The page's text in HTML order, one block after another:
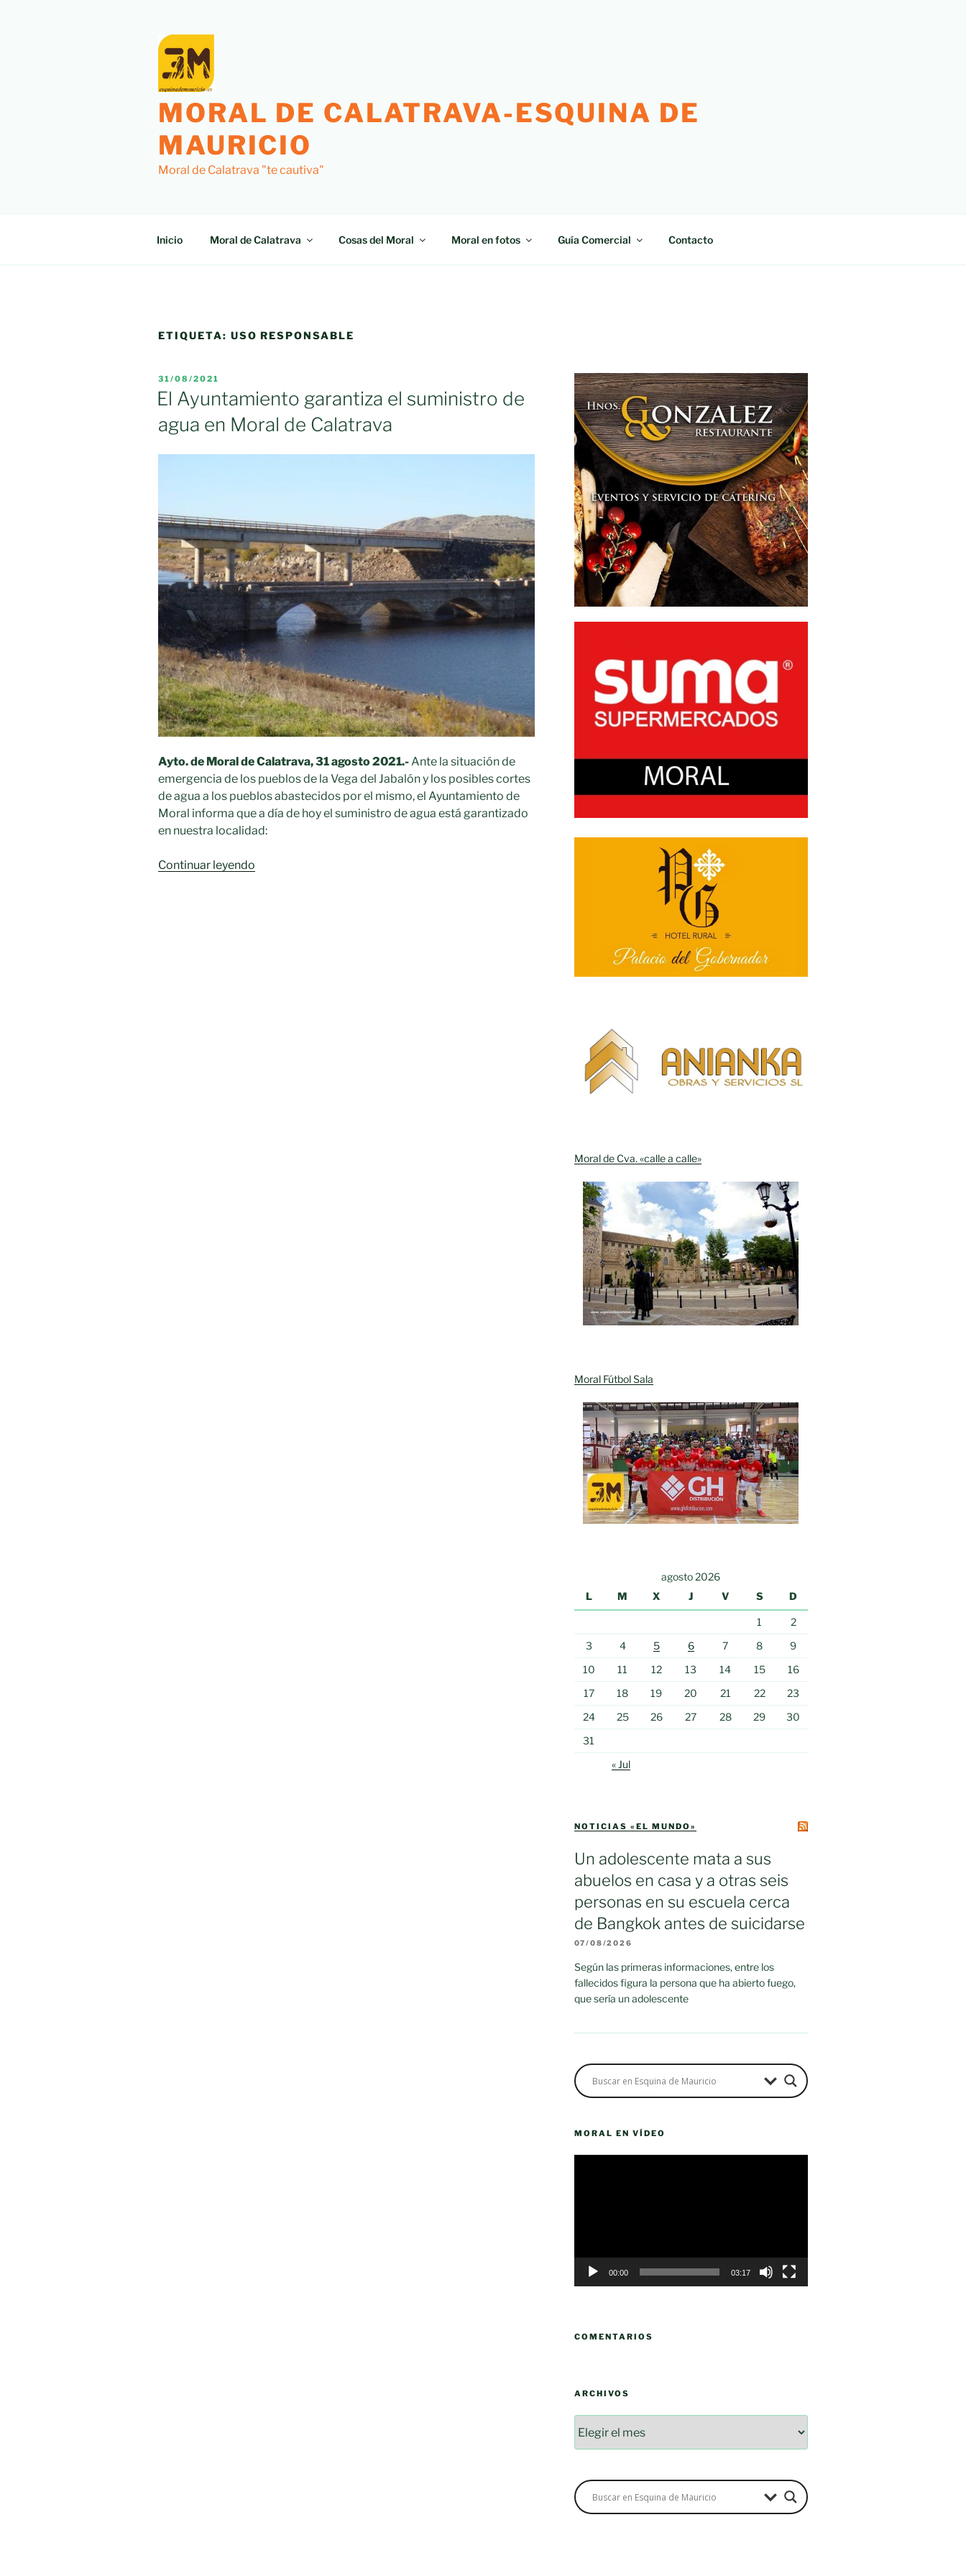
MORAL DE CALATRAVA-ESQUINA DE
MAURICIO
Moral de Calatrava "te cautiva"
Inicio Moral de Calatrava Cosas del Moral Moral en fotos Guía Comercial Contacto
ETIQUETA: USO RESPONSABLE
PUBLICADO
EL
31/08/2021
El Ayuntamiento garantiza el suministro de
agua en Moral de Calatrava
Ayto. de Moral de Calatrava, 31 agosto 2021.-Ante la situación de
emergencia de los pueblos de la Vega del Jabalón y los posibles cortes
de agua a los pueblos abastecidos por el mismo, el Ayuntamiento de
Moral informa que a día de hoy el suministro de agua está garantizado
en nuestra localidad:
Continuar leyendo
Moral de Cva. «calle a calle»
Moral Fútbol Sala
agosto 2026
L
M X J V S D
1
2
3
4 5 6 7 8
9
10
11 12 13 14 15
16
17
18 19 20 21 22
23
24
25 26 27 28 29
30
31
« Jul
NOTICIAS «EL MUNDO»
Un adolescente mata a sus
abuelos en casa y a otras seis
personas en su escuela cerca
de Bangkok antes de suicidarse
07/08/2026
Según las primeras informaciones, entre los
fallecidos figura la persona que ha abierto fuego,
que sería un adolescente
MORAL EN VÍDEO
00:00 03:17
COMENTARIOS
ARCHIVOS